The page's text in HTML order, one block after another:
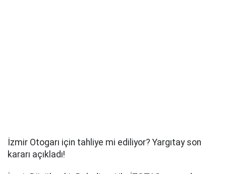
İzmir Otogarı için tahliye mi ediliyor? Yargıtay son
kararı açıkladı!